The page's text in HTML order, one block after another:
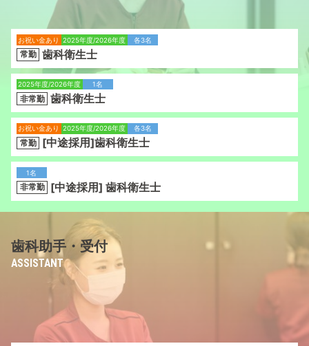
お祝い金あり 2025年度/2026年度 各3名
常勤 歯科衛生士
2025年度/2026年度 1名
非常勤 歯科衛生士
お祝い金あり 2025年度/2026年度 各3名
常勤 [中途採用]歯科衛生士
1名
非常勤 [中途採用] 歯科衛生士
⻭科助⼿・受付
ASSISTANT